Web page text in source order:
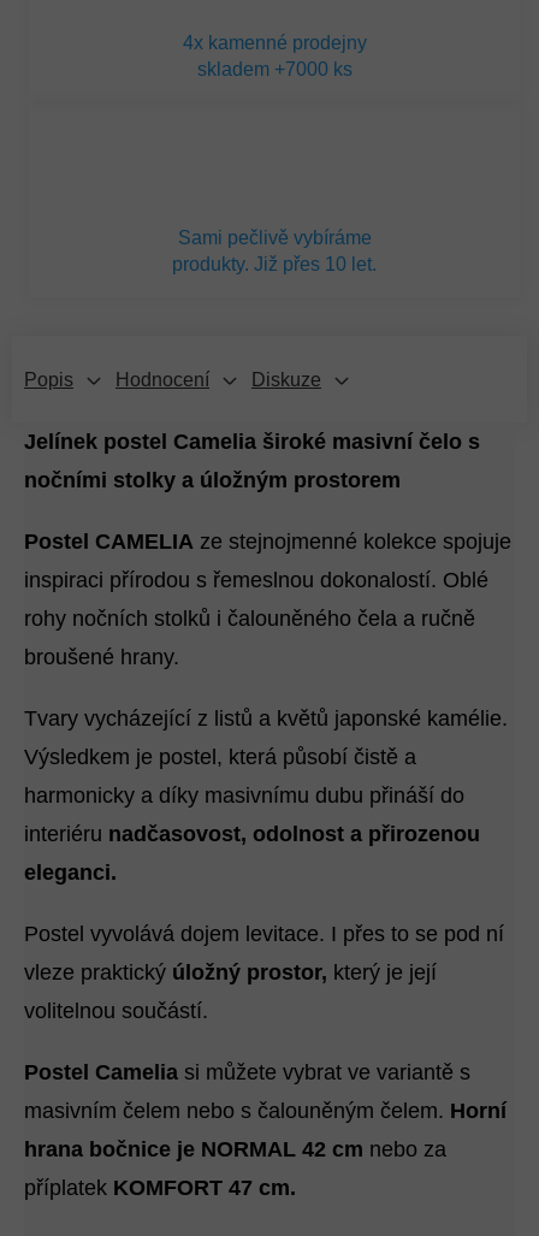
4x kamenné prodejny
skladem +7000 ks
Sami pečlivě vybíráme
produkty. Již přes 10 let.
Popis Hodnocení Diskuze
Jelínek postel Camelia široké masivní čelo s
nočními stolky a úložným prostorem
Postel CAMELIA ze stejnojmenné kolekce spojuje
inspiraci přírodou s řemeslnou dokonalostí. Oblé
rohy nočních stolků i čalouněného čela a ručně
broušené hrany.
Tvary vycházející z listů a květů japonské kamélie.
Výsledkem je postel, která působí čistě a
harmonicky a díky masivnímu dubu přináší do
interiéru nadčasovost, odolnost a přirozenou
eleganci.
Postel vyvolává dojem levitace. I přes to se pod ní
vleze praktický úložný prostor, který je její
volitelnou součástí.
Postel Camelia si můžete vybrat ve variantě s
masivním čelem nebo s čalouněným čelem. Horní
hrana bočnice je NORMAL 42 cm nebo za
příplatek KOMFORT 47 cm.